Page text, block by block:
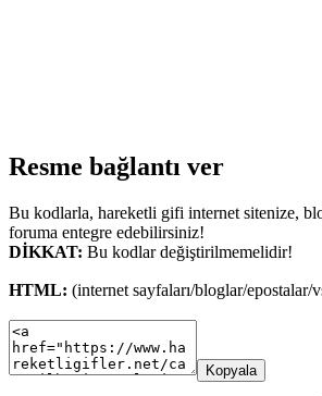
Resme bağlantı ver
Bu kodlarla, hareketli gifi internet sitenize,
foruma entegre edebilirsiniz!
DİKKAT: Bu kodlar değiştirilmemelidir!
HTML: (internet sayfaları/bloglar/epostalar/
Kopyala